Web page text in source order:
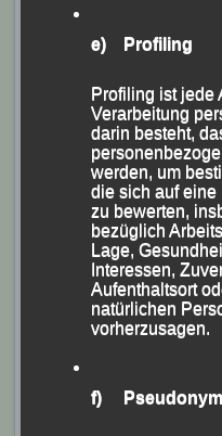
Bei Temperaturen um
Läuferinnen und Läufer
Donaulände, vorbei
Kunstmeile, zweimal
e) Profiling
Profiling ist jede
Verarbeitung
darin besteht,
werden, um
die sich auf eine
zu bewerten,
bezüglich
Lage,
Interessen,
Aufenthaltsort
natürlichen
vorherzusagen.
f)